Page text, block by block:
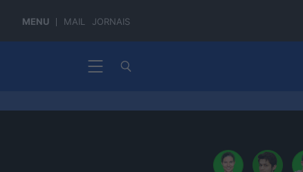
MENU MAIL JORNAIS